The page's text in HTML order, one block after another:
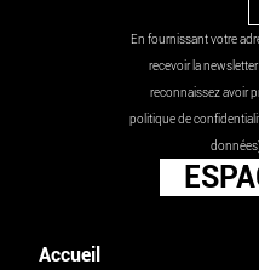
En fournissant votre
recevoir la
reconnaissez avoir
politique de
Accueil